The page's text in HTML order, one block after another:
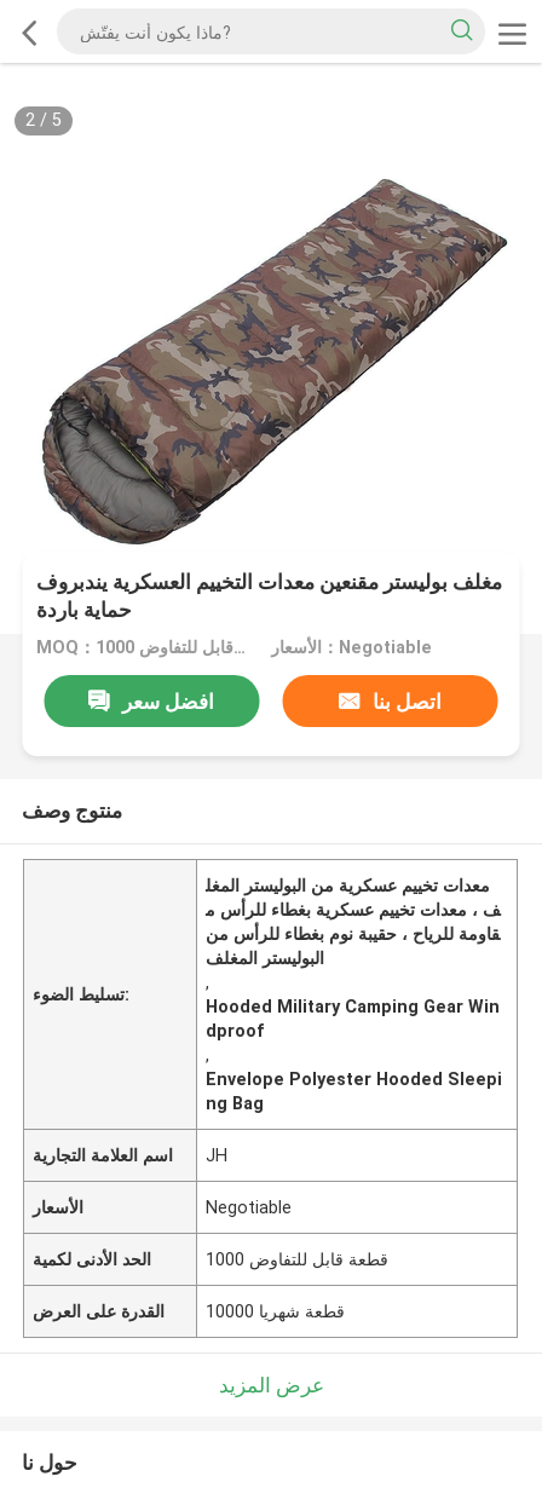
2/ 5
مغلف بوليستر مقنعين معدات التخييم العسكرية يندبروف
حماية باردة
MOQ：1000 قطعة قابل للتفاوض الأسعار：Negotiable
افضل سعر اتصل بنا
منتوج وصف
تسليط الضوء:
معدات تخييم عسكرية من البوليستر المغل
ف ، معدات تخييم عسكرية بغطاء للرأس م
قاومة للرياح ، حقيبة نوم بغطاء للرأس من
البوليستر المغلف
,
Hooded Military Camping Gear Win
dproof
,
Envelope Polyester Hooded Sleepi
ng Bag
اسم العلامة التجارية JH
الأسعار Negotiable
الحد الأدنى لكمية 1000 قطعة قابل للتفاوض
القدرة على العرض 10000 قطعة شهريا
عرض المزيد
حول نا